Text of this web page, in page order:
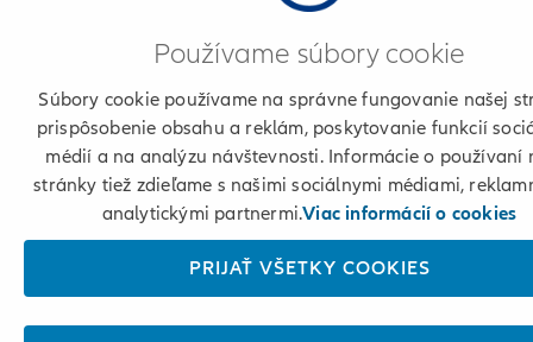
Používame súbory cookie
Súbory cookie používame na správne fungovanie našej
prispôsobenie obsahu a reklám, poskytovanie funkcií
médií a na analýzu návštevnosti. Informácie o používaní
stránky tiež zdieľame s našimi sociálnymi médiami,
analytickými partnermi.Viac informácií o cookies
PRIJAŤ VŠETKY COOKIES